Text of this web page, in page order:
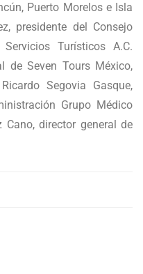
Puerto Morelos e Isla
presidente del Consejo
Turísticos A.C.
de Seven Tours México,
Segovia Gasque,
Grupo Médico
Cano, director general de